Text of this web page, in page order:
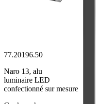
77.20196.50
Naro 13, alu
luminaire LED
confectionné sur mesure